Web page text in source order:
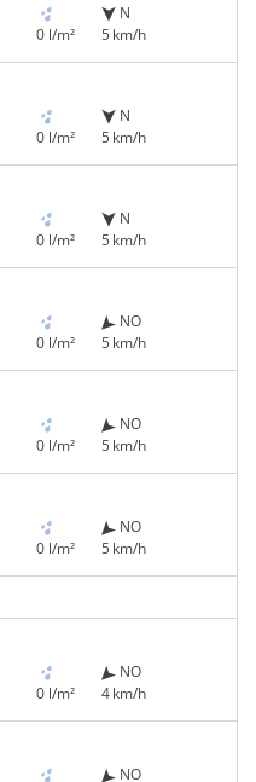
0 l/m²
N
5 km/h
0 l/m²
N
5 km/h
0 l/m²
N
5 km/h
0 l/m²
NO
5 km/h
0 l/m²
NO
5 km/h
0 l/m²
NO
5 km/h
0 l/m²
NO
4 km/h
NO